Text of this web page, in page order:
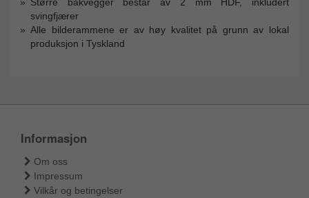
svingfjærer
Alle bilderammene er av høy kvalitet på grunn av lokal
produksjon i Tyskland
Informasjon
Om oss
Impressum
Vilkår og betingelser